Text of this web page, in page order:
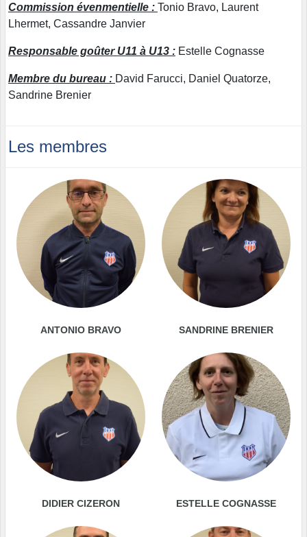
Commission évenmentielle : Tonio Bravo, Laurent
Lhermet, Cassandre Janvier
Responsable goûter U11 à U13 : Estelle Cognasse
Membre du bureau : David Farucci, Daniel Quatorze,
Sandrine Brenier
Les membres
ANTONIO BRAVO SANDRINE BRENIER
DIDIER CIZERON ESTELLE COGNASSE